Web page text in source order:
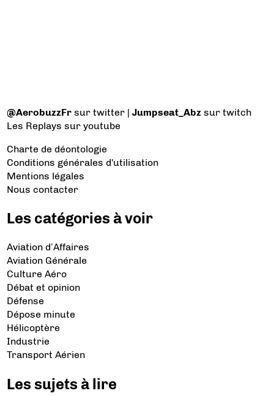
@AerobuzzFr sur twitter |Jumpseat_Abz sur twitch
Les Replays sur youtube
Charte de déontologie
Conditions générales d'utilisation
Mentions légales
Nous contacter
Les catégories à voir
Aviation d’Affaires
Aviation Générale
Culture Aéro
Débat et opinion
Défense
Dépose minute
Hélicoptère
Industrie
Transport Aérien
Les sujets à lire